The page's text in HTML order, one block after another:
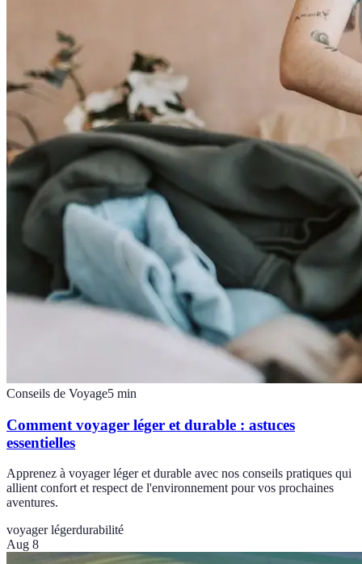
Conseils de Voyage5 min
Comment voyager léger et durable : astuces
essentielles
Apprenez à voyager léger et durable avec nos conseils pratiques qui
allient confort et respect de l'environnement pour vos prochaines
aventures.
voyager légerdurabilité
Aug 8